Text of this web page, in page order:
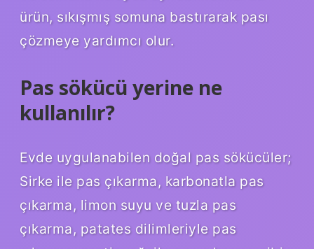
ürün, sıkışmış somuna bastırarak pası
çözmeye yardımcı olur.
Pas sökücü yerine ne
kullanılır?
Evde uygulanabilen doğal pas sökücüler;
Sirke ile pas çıkarma, karbonatla pas
çıkarma, limon suyu ve tuzla pas
çıkarma, patates dilimleriyle pas